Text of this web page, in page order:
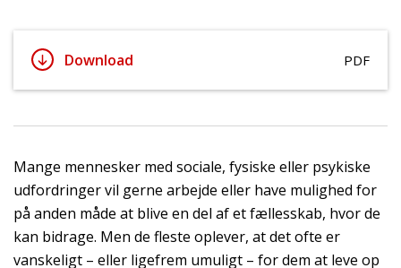
Download PDF
Mange mennesker med sociale, fysiske eller psykiske
udfordringer vil gerne arbejde eller have mulighed for
på anden måde at blive en del af et fællesskab, hvor de
kan bidrage. Men de fleste oplever, at det ofte er
vanskeligt – eller ligefrem umuligt – for dem at leve op